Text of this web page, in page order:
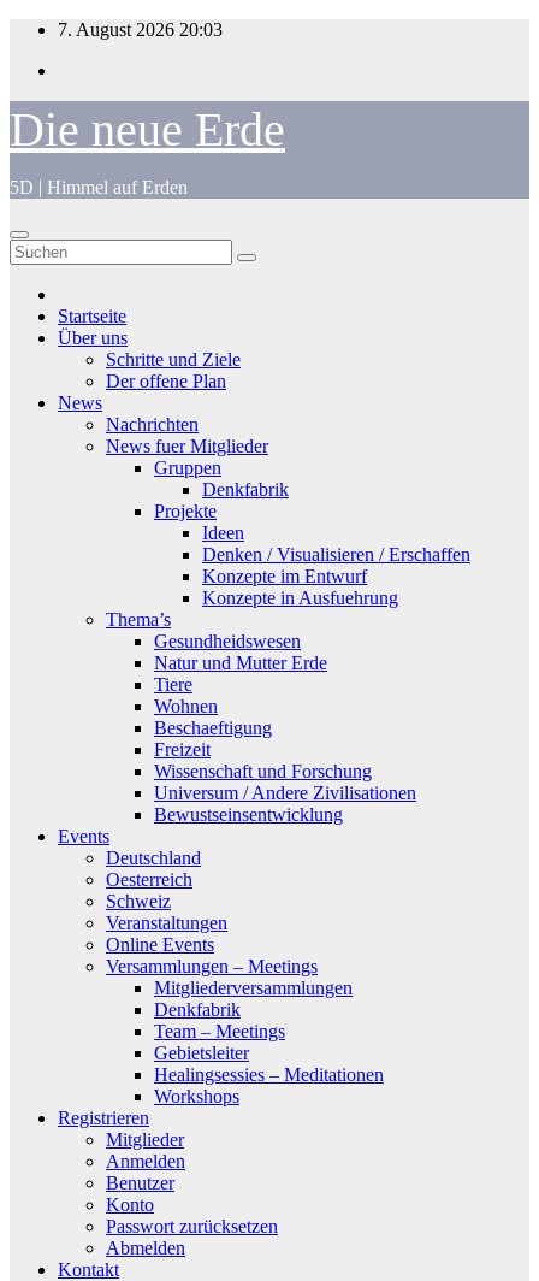
Zum
springen
7. August 2026 20:03
Die neue Erde
5D | Himmel auf Erden
Startseite
Über uns
Schritte und Ziele
Der offene Plan
News
Nachrichten
News fuer Mitglieder
Gruppen
Denkfabrik
Projekte
Ideen
Denken / Visualisieren / Erschaffen
Konzepte im Entwurf
Konzepte in Ausfuehrung
Thema’s
Gesundheidswesen
Natur und Mutter Erde
Tiere
Wohnen
Beschaeftigung
Freizeit
Wissenschaft und Forschung
Universum / Andere Zivilisationen
Bewustseinsentwicklung
Events
Deutschland
Oesterreich
Schweiz
Veranstaltungen
Online Events
Versammlungen – Meetings
Mitgliederversammlungen
Denkfabrik
Team – Meetings
Gebietsleiter
Healingsessies – Meditationen
Workshops
Registrieren
Mitglieder
Anmelden
Benutzer
Konto
Passwort zurücksetzen
Abmelden
Kontakt